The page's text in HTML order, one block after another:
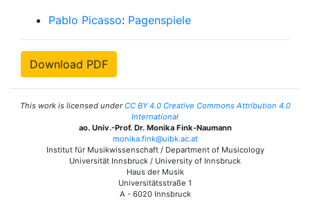
Pablo Picasso: Pagenspiele
Download PDF
This work is licensed underCC BY 4.0 Creative Commons Attribution 4.0
International
ao. Univ.-Prof. Dr. Monika Fink-Naumann
monika.fink@uibk.ac.at
Institut für Musikwissenschaft / Department of Musicology
Universität Innsbruck / University of Innsbruck
Haus der Musik
Universitätsstraße 1
A - 6020 Innsbruck